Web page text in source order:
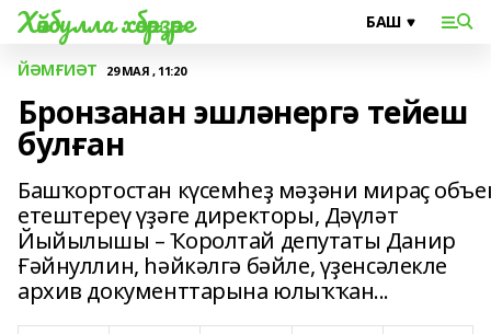
Хәйбулла хәбәрҙәре
ЙӘМҒИӘТ 29 МАЯ , 11:20
Бронзанан эшләнергә тейеш
булған
Башҡортостан күсемһеҙ мәҙәни мираҫ
етештереү үҙәге директоры, Дәүләт
Йыйылышы – Ҡоролтай депутаты Данир
Ғәйнуллин, һәйкәлгә бәйле, үҙенсәлекле
архив документтарына юлыҡҡан...